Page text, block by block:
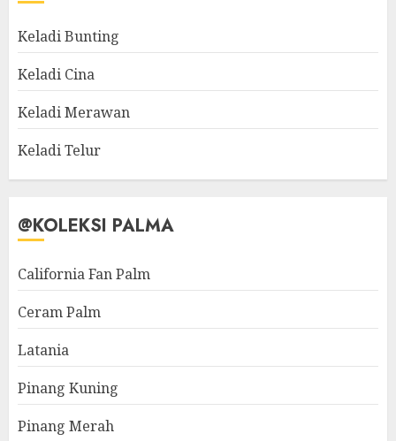
Keladi Bunting
Keladi Cina
Keladi Merawan
Keladi Telur
@KOLEKSI PALMA
California Fan Palm
Ceram Palm
Latania
Pinang Kuning
Pinang Merah